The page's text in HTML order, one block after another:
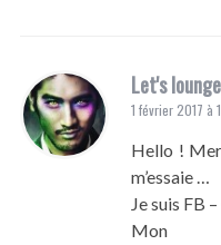
Let's
1 février 2017 à
Hello !
m’essaie …
Je suis FB
Mon